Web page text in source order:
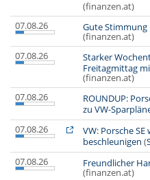
(finanzen.at)
07.08.26
Gute Stimmung
(finanzen.at)
07.08.26
Starker
Freitagmittag
(finanzen.at)
07.08.26
ROUNDUP:
zu VW-
07.08.26
VW: Porsche
beschleunigen (
07.08.26
Freundlicher
(finanzen.at)